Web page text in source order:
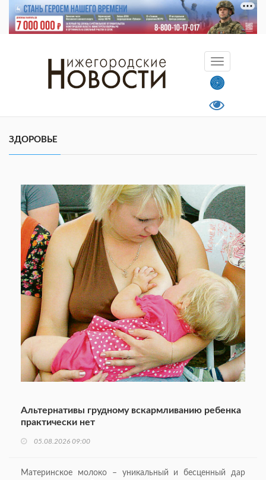
ЗДОРОВЬЕ
Альтернативы грудному вскармливанию ребенка
практически нет
05.08.2026 09:00
Материнское молоко – уникальный и бесценный дар